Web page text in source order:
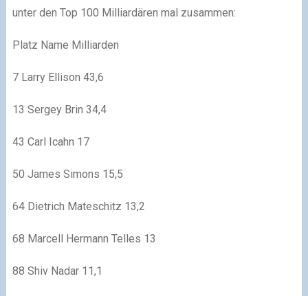
unter den Top 100 Milliardären mal zusammen:
Platz Name Milliarden
7 Larry Ellison 43,6
13 Sergey Brin 34,4
43 Carl Icahn 17
50 James Simons 15,5
64 Dietrich Mateschitz 13,2
68 Marcell Hermann Telles 13
88 Shiv Nadar 11,1